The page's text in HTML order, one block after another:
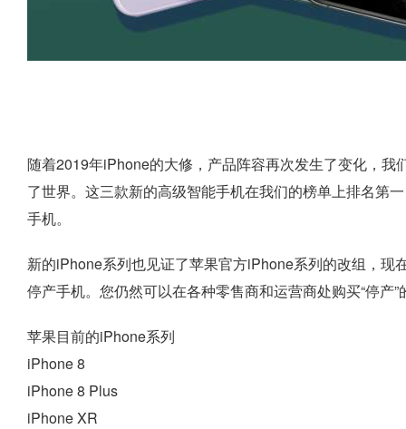
随着2019年iPhone的大修，产品阵容再次发生了变化，
了世界。这三款新的高级智能手机在我们的榜单上排名第
手机。
新的iPhone系列也见证了苹果官方iPhone系列的改组，
停产手机。您仍然可以在各种零售商和运营商处购买“停产
苹果目前的iPhone系列
iPhone 8
iPhone 8 Plus
iPhone XR